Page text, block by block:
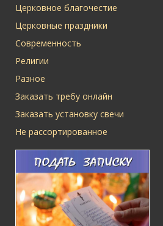
Церковное благочестие
Церковные праздники
Современность
Религии
Разное
Заказать требу онлайн
Заказать установку свечи
Не рассортированное